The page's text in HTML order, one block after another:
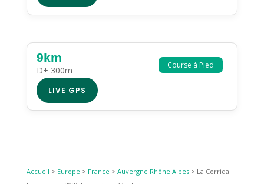
Course à Pied
9km
D+ 300m
LIVE GPS
Accueil > Europe > France > Auvergne Rhône Alpes> La Corrida